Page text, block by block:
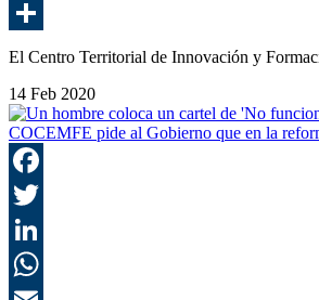
El Centro Territorial de Innovación y
14 Feb 2020
COCEMFE pide al Gobierno que en la